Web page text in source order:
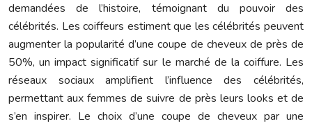
demandées de l’histoire, témoignant du pouvoir des
célébrités. Les coiffeurs estiment que les célébrités peuvent
augmenter la popularité d’une coupe de cheveux de près de
50%, un impact significatif sur le marché de la coiffure. Les
réseaux sociaux amplifient l’influence des célébrités,
permettant aux femmes de suivre de près leurs looks et de
s’en inspirer. Le choix d’une coupe de cheveux par une